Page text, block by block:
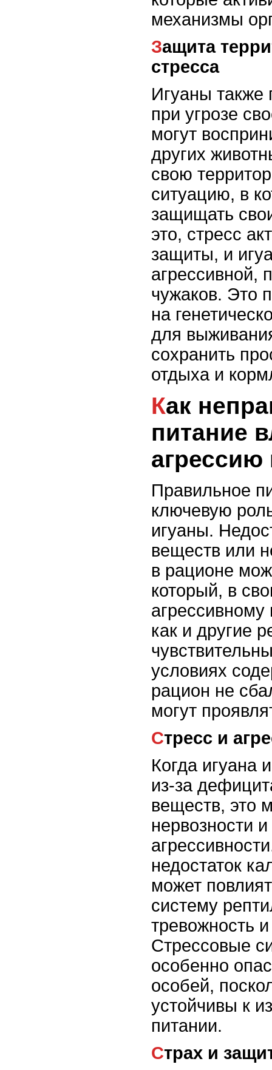
механизмы
Защита территории и роль
стресса
Игуаны также
при угрозе
могут
других
свою
ситуацию, в
защищать
это, стресс
защиты, и
агрессивной,
чужаков. Это
на
для
сохранить
отдыха и
Как неправильное
питание
агрессию
Правильное
ключевую
игуаны.
веществ или
в рационе
который, в
как и другие
условиях
рацион не
могут
Стресс и
Когда игуана
из-за
веществ, это
нервозности
недостаток
может
систему
тревожность
Стрессовые
особенно
особей,
устойчивы к
питании.
Страх и